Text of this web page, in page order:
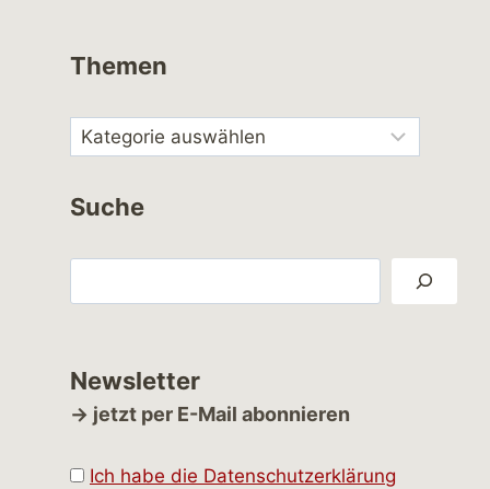
Themen
Suche
Newsletter
→ jetzt per E-Mail abonnieren
Ich habe die Datenschutzerklärung